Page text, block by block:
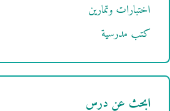
اختبارات وتمارين
كتب مدرسية
ابحث عن درس